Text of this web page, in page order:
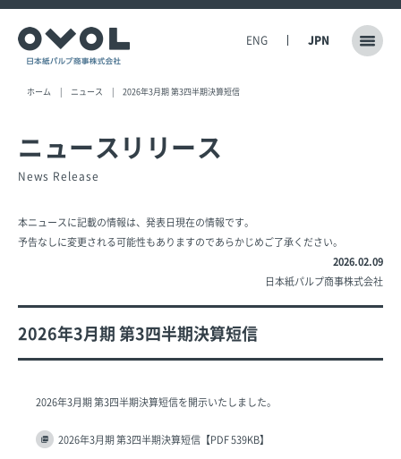
ENG JPN
ホーム ニュース 2026年3月期 第3四半期決算短信
ニュースリリース
News Release
本ニュースに記載の情報は、発表日現在の情報です。
予告なしに変更される可能性もありますのであらかじめご了承ください。
2026.02.09
日本紙パルプ商事株式会社
2026年3月期 第3四半期決算短信
2026年3月期 第3四半期決算短信を開示いたしました。
2026年3月期 第3四半期決算短信【PDF 539KB】